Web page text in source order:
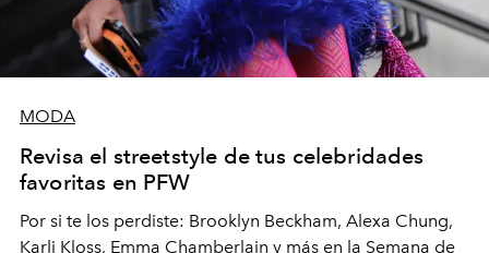
MODA
Revisa el streetstyle de tus celebridades
favoritas en PFW
Por si te los perdiste: Brooklyn Beckham, Alexa Chung,
Karli Kloss, Emma Chamberlain y más en la Semana de